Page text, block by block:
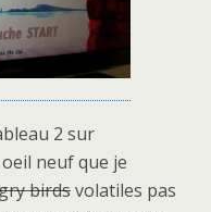
2 sur
oeil neuf que je
birdsvolatiles pas